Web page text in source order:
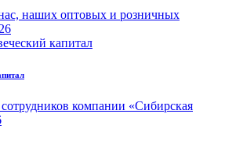
наших оптовых и розничных
компании «Сибирская